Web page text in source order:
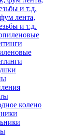
лента,
и т.д.
колено